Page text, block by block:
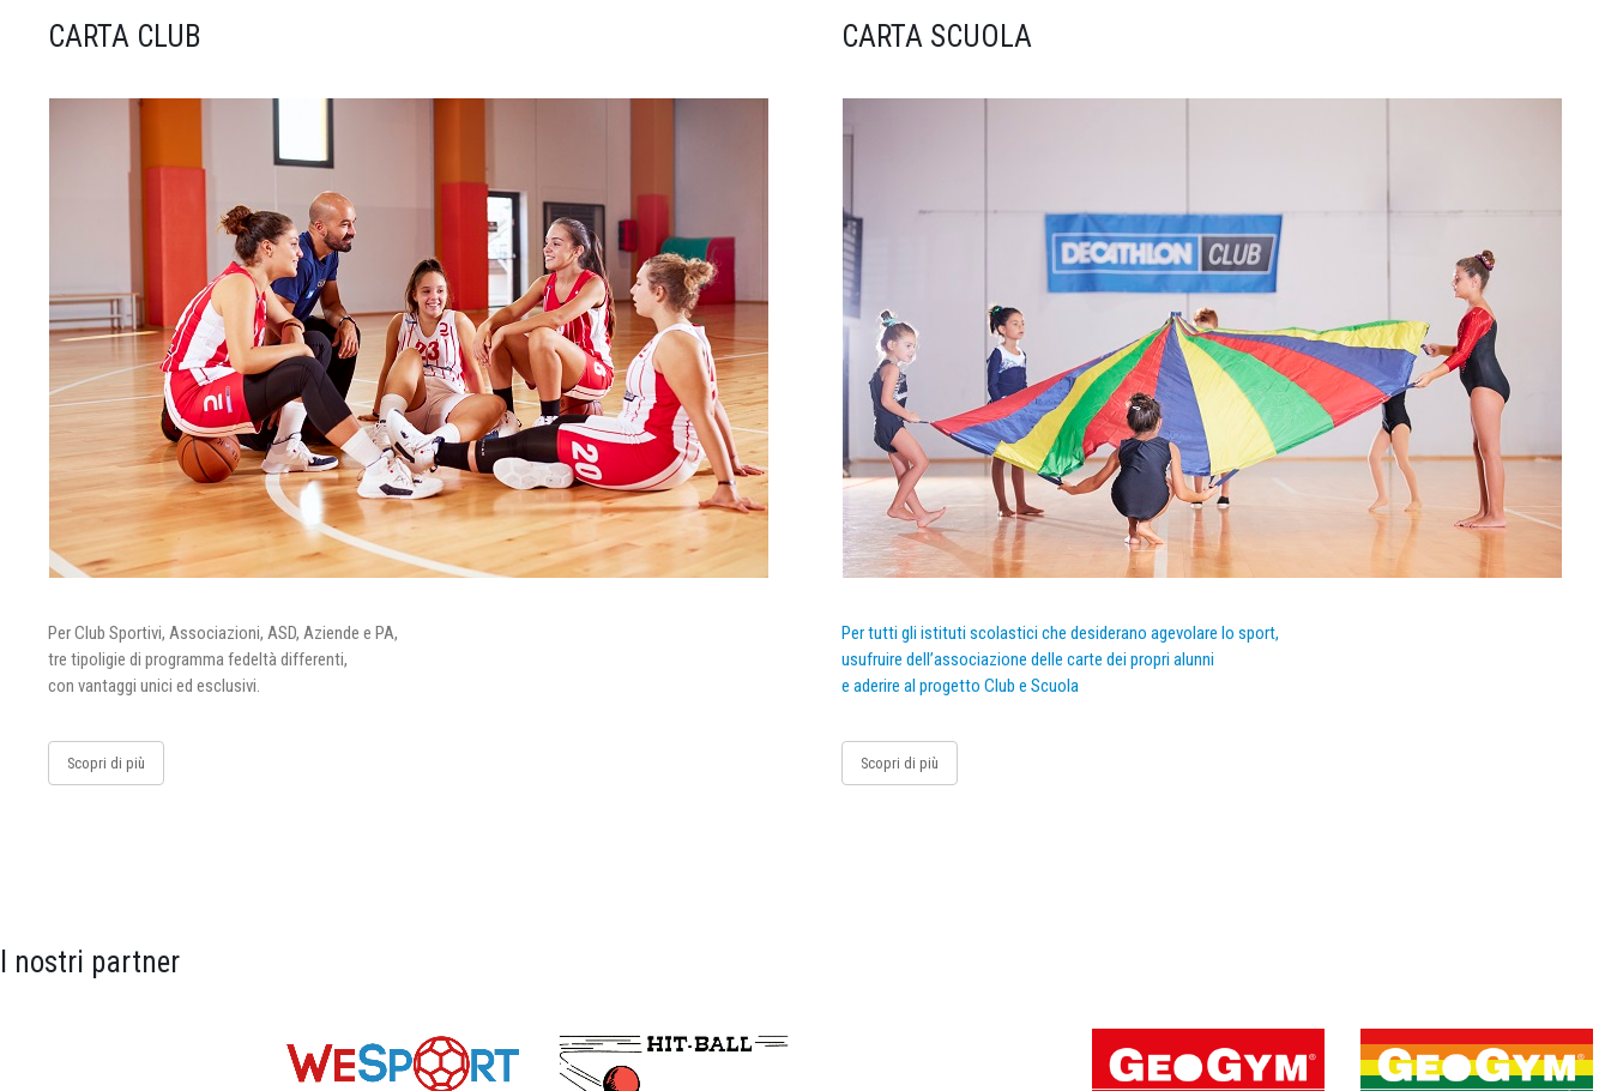
CARTA CLUB
Per Club Sportivi, Associazioni, ASD, Aziende e PA,
tre tipoligie di programma fedeltà differenti,
con vantaggi unici ed esclusivi.
Scopri di più
CARTA SCUOLA
Per tutti gli istituti scolastici che desiderano agevolare lo sport,
usufruire dell’associazione delle carte dei propri alunni
e aderire al progetto Club e Scuola
Scopri di più
I nostri partner